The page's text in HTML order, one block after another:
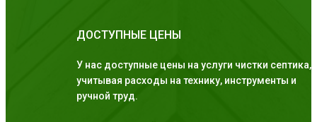
ДОСТУПНЫЕ ЦЕНЫ
У нас доступные цены на услуги чистки септика,
учитывая расходы на технику, инструменты и
ручной труд.